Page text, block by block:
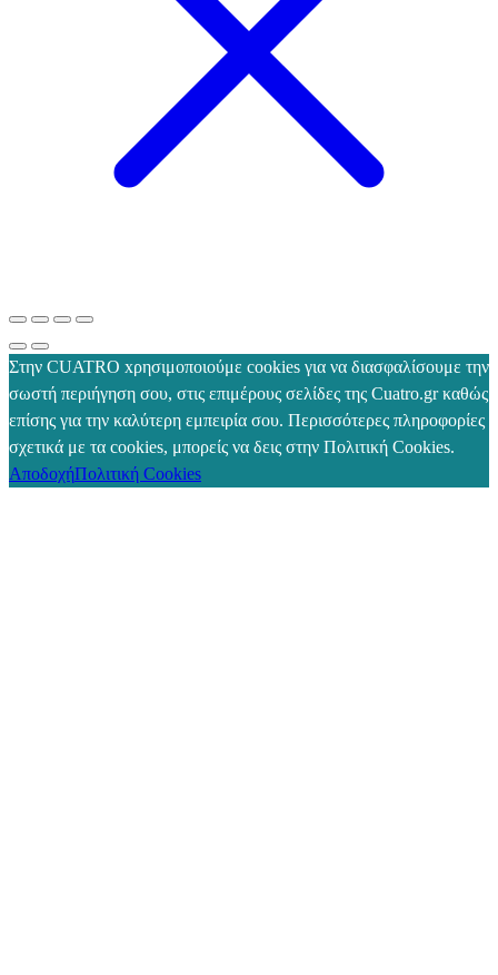
Στην CUATRO xρησιμοποιούμε cookies για να διασφαλίσουμε την
σωστή περιήγηση σου, στις επιμέρους σελίδες της Cuatro.gr καθώς
επίσης για την καλύτερη εμπειρία σου. Περισσότερες πληροφορίες
σχετικά με τα cookies, μπορείς να δεις στην Πολιτική Cookies.
ΑποδοχήΠολιτική Cookies